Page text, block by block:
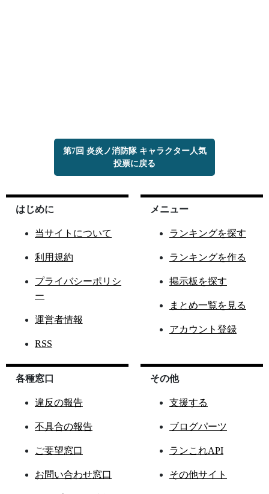
第7回 炎炎ノ消防隊 キャラクター人気
投票に戻る
はじめに
当サイトについて
利用規約
プライバシーポリシ
ー
運営者情報
RSS
メニュー
ランキングを探す
ランキングを作る
掲示板を探す
まとめ一覧を見る
アカウント登録
各種窓口
違反の報告
不具合の報告
ご要望窓口
お問い合わせ窓口
その他
支援する
ブログパーツ
ランこれAPI
その他サイト